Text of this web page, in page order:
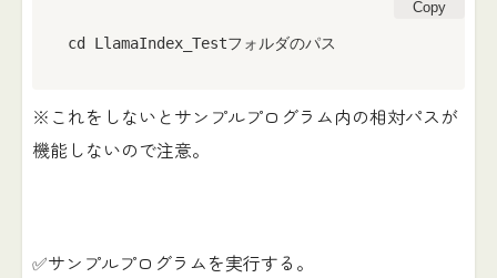
Copy
cd LlamaIndex_Testフォルダのパス
※これをしないとサンプルプログラム内の相対パスが
機能しないので注意。
✅サンプルプログラムを実行する。